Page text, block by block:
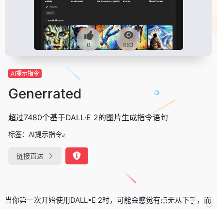
0 663
AI提示指令
Generrated
超过7480个基于DALL·E 2的图片生成指令语句
标签： AI提示指令
链接直达
当你第一次开始使用DALL•E 2时，可能会感觉有点无从下手，而